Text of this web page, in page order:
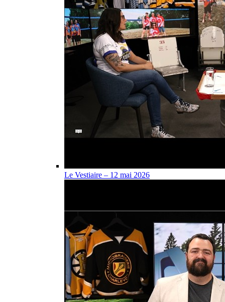
Le Vestiaire – 12 mai 2026